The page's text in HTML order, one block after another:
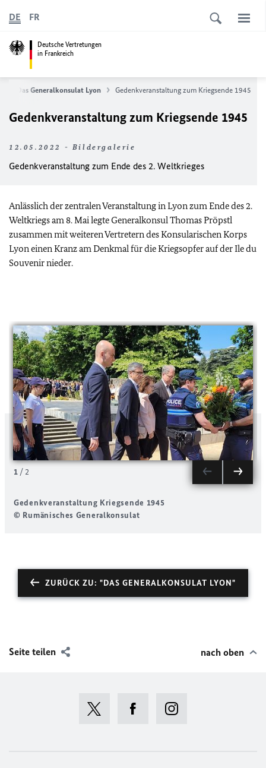
Deutsche Vertretungen
in Frankreich
DE FR
Das Generalkonsulat Lyon Gedenkveranstaltung zum Kriegsende 1945
Gedenkveranstaltung zum Kriegsende 1945
12.05.2022 - Bildergalerie
Gedenkveranstaltung zum Ende des 2. Weltkrieges
Anlässlich der zentralen Veranstaltung in Lyon zum Ende des 2.
Weltkriegs am 8. Mai legte Generalkonsul Thomas Pröpstl
zusammen mit weiteren Vertretern des Konsularischen Korps
Lyon einen Kranz am Denkmal für die Kriegsopfer auf der Ile du
Souvenir nieder.
Gedenkveranstaltung Kriegsende 1945
© Rumänisches Generalkonsulat
1 / 2
ZURÜCK ZU: "DAS GENERALKONSULAT LYON"
Seite teilen nach oben